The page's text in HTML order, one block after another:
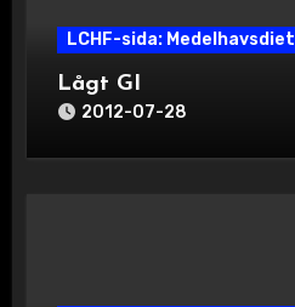
LCHF-sida: Medelhavsdiet
Lågt GI
2012-07-28